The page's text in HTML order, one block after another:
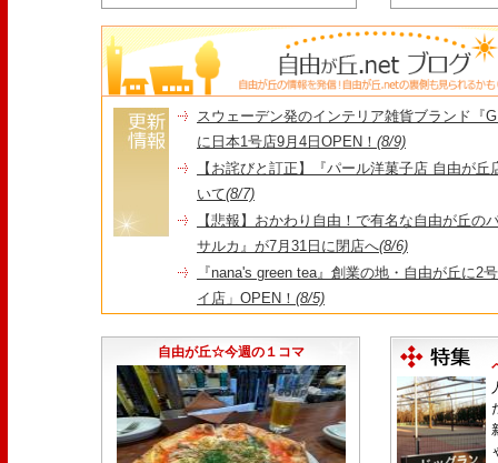
スウェーデン発のインテリア雑貨ブランド『
に日本1号店9月4日OPEN！ (8/9)
【お詫びと訂正】『パール洋菓子店 自由が
いて(8/7)
【悲報】おかわり自由！で有名な自由が丘の
サルカ』が7月31日に閉店へ(8/6)
『nana's green tea』創業の地・自由が丘に2
イ店」OPEN！ (8/5)
店・閉店情報まとめ】
自由が丘☆今週の１コマ